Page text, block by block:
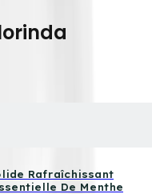
Rafraîchissant
De Menthe